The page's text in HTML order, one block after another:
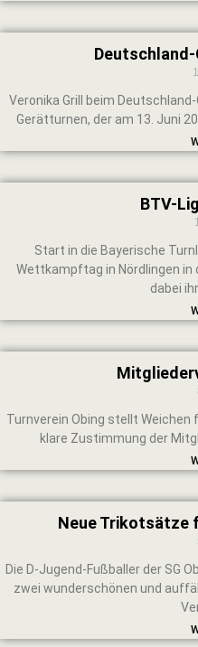
Deutschland-
Veronika Grill beim
Gerätturnen, der am 13. Juni
BTV-
Start in die Bayerische
Wettkampftag in Nördlingen
dabei
Turnverein Obing stellt
klare Zustimmung der
Neue Trikotsätze
Die D-Jugend-Fußballer der SG
zwei wunderschönen und